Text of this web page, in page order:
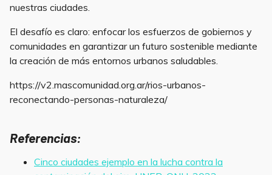
nuestras ciudades.
El desafío es claro: enfocar los esfuerzos de gobiernos y
comunidades en garantizar un futuro sostenible mediante
la creación de más entornos urbanos saludables.
https://v2.mascomunidad.org.ar/rios-urbanos-
reconectando-personas-naturaleza/
Referencias:
Cinco ciudades ejemplo en la lucha contra la